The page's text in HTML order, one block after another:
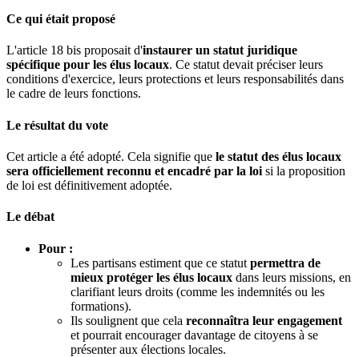
Ce qui était proposé
L'article 18 bis proposait d'instaurer un statut juridique
spécifique pour les élus locaux. Ce statut devait préciser leurs
conditions d'exercice, leurs protections et leurs responsabilités dans
le cadre de leurs fonctions.
Le résultat du vote
Cet article a été adopté. Cela signifie que le statut des élus locaux
sera officiellement reconnu et encadré par la loi si la proposition
de loi est définitivement adoptée.
Le débat
Pour :
Les partisans estiment que ce statut permettra de
mieux protéger les élus locaux dans leurs missions, en
clarifiant leurs droits (comme les indemnités ou les
formations).
Ils soulignent que cela reconnaîtra leur engagement
et pourrait encourager davantage de citoyens à se
présenter aux élections locales.